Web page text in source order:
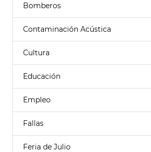
Bomberos
Contaminación Acústica
Cultura
Educación
Empleo
Fallas
Feria de Julio